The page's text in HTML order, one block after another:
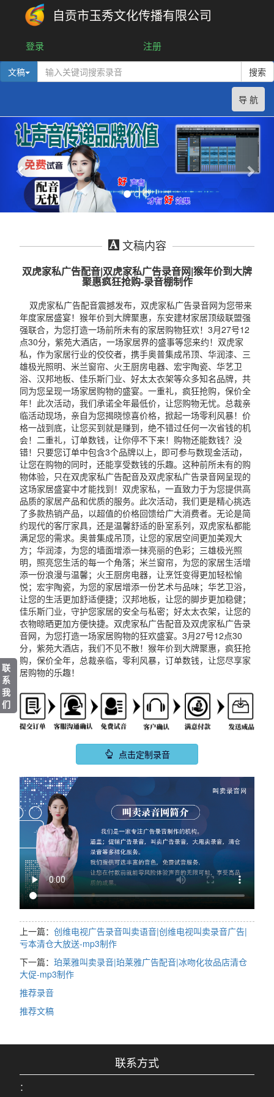
自贡市玉秀文化传播有限公司
登录 注册
文稿 搜索
导 航
文稿内容
双虎家私广告配音|双虎家私广告录音网|猴年价到大牌
聚惠疯狂抢购-录音棚制作
双虎家私广告配音震撼发布，双虎家私广告录音网为您带来
年度家居盛宴！猴年价到大牌聚惠，东安建材家居顶级联盟强
强联合，为您打造一场前所未有的家居购物狂欢！3月27号12
点30分，紫苑大酒店，一场家居界的盛事等您来约！双虎家
私，作为家居行业的佼佼者，携手奥普集成吊顶、华润漆、三
雄极光照明、米兰窗帘、火王厨房电器、宏宇陶瓷、华艺卫
浴、汉邦地板、佳乐斯门业、好太太衣架等众多知名品牌，共
同为您呈现一场家居购物的盛宴。一重礼，疯狂抢购，保价全
年！此次活动，我们承诺全年最低价，让您购物无忧。总裁亲
临活动现场，亲自为您揭晓惊喜价格，掀起一场零利风暴！价
格一战到底，让您买到就是赚到，绝不错过任何一次省钱的机
会！二重礼，订单数钱，让你停不下来！购物还能数钱？没
错！只要您订单中包含3个品牌以上，即可参与数现金活动，
让您在购物的同时，还能享受数钱的乐趣。这种前所未有的购
物体验，只在双虎家私广告配音及双虎家私广告录音网呈现的
这场家居盛宴中才能找到！双虎家私，一直致力于为您提供高
品质的家居产品和优质的服务。此次活动，我们更是精心挑选
了多款热销产品，以超值的价格回馈给广大消费者。无论是简
约现代的客厅家具，还是温馨舒适的卧室系列，双虎家私都能
满足您的需求。奥普集成吊顶，让您的家居空间更加美观大
方；华润漆，为您的墙面增添一抹亮丽的色彩；三雄极光照
明，照亮您生活的每一个角落；米兰窗帘，为您的家居生活增
添一份浪漫与温馨；火王厨房电器，让烹饪变得更加轻松愉
悦；宏宇陶瓷，为您的家居增添一份艺术与品味；华艺卫浴，
让您的生活更加舒适便捷；汉邦地板，让您的脚步更加稳健；
佳乐斯门业，守护您家居的安全与私密；好太太衣架，让您的
衣物晾晒更加方便快捷。双虎家私广告配音及双虎家私广告录
音网，为您打造一场家居购物的狂欢盛宴。3月27号12点30
分，紫苑大酒店，我们不见不散！猴年价到大牌聚惠，疯狂抢
购，保价全年，总裁亲临，零利风暴，订单数钱，让您尽享家
居购物的乐趣！
点击定制录音
上一篇： 创维电视广告录音叫卖语音|创维电视叫卖录音广告|
亏本清仓大放送-mp3制作
下一篇： 珀莱雅叫卖录音|珀莱雅广告配音|冰吻化妆品店清仓
大促-mp3制作
推荐录音
推荐文稿
联系方式
：
联
系
我
们